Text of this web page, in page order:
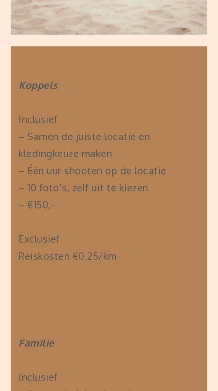
Koppels
Inclusief
– Samen de juiste locatie en
kledingkeuze maken
– Één uur shooten op de locatie
– 10 foto’s, zelf uit te kiezen
– €150,-
Exclusief
Reiskosten €0,25/km
Familie
Inclusief